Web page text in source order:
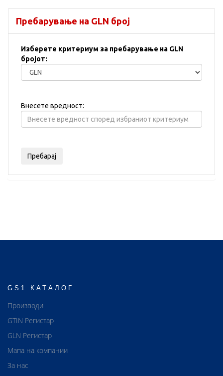
Пребарување на GLN број
Изберете критериум за пребарување на GLN
бројот:
Внесете вредност:
GS1 КАТАЛОГ
Производи
GTIN Регистар
GLN Регистар
Мапа на компании
За нас